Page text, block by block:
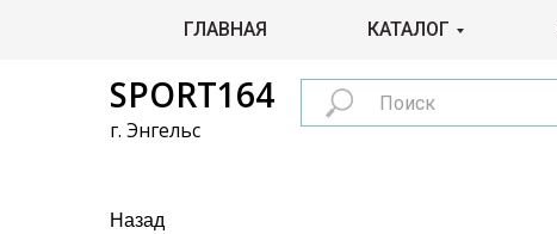
SPORT164
г. Энгельс
Назад
ГЛАВНАЯ КАТАЛОГ